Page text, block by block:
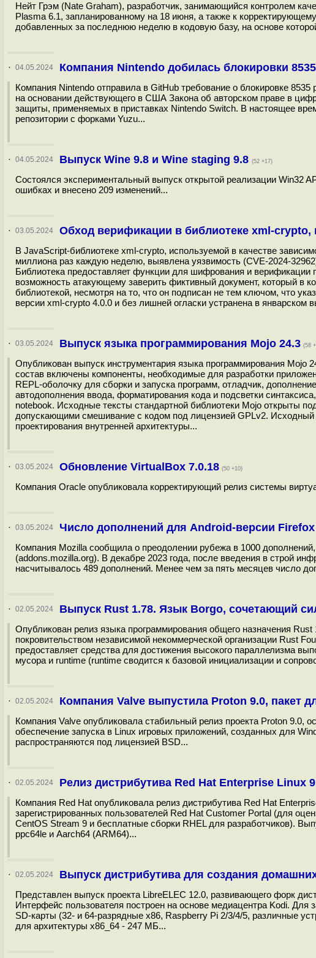
Нейт Грэм (Nate Graham), разработчик, занимающийся контролем
Plasma 6.1, запланированному на 18 июня, а также к
добавленных за последнюю неделю в кодовую базу, на основе
· 04.05.2024 Компания Nintendo добилась блокировки
Компания Nintendo отправила в GitHub требование о блокировке
на основании действующего в США Закона об авторском праве в
защиты, применяемых в приставках Nintendo Switch. В настоящее
репозитории с форками Yuzu...
· 04.05.2024 Выпуск Wine 9.8 и Wine staging 9.8 (52 +17)
Состоялся экспериментальный выпуск открытой реализации Win32
ошибках и внесено 209 изменений...
· 03.05.2024 Обход верификации в библиотеке xml-
В JavaScript-библиотеке xml-crypto, используемой в качестве
миллиона раз каждую неделю, выявлена уязвимость (CVE-2024-
Библиотека предоставляет функции для шифрования и
возможность атакующему заверить фиктивный документ, который в
библиотекой, несмотря на то, что он подписан не тем ключом, что
версии xml-crypto 4.0.0 и без лишней огласки устранена в январском
· 03.05.2024 Выпуск языка программирования Mojo 24.3 (58
Опубликован выпуск инструментария языка программирования Mojo
состав включены компоненты, необходимые для разработки
REPL-оболочку для сборки и запуска программ, отладчик,
автодополнения ввода, форматирования кода и подсветки
notebook. Исходные тексты стандартной библиотеки Mojo открыты
допускающими смешивание с кодом под лицензией GPLv2.
проектирования внутренней архитектуры...
· 03.05.2024 Обновление VirtualBox 7.0.18 (50 +10)
Компания Oracle опубликовала корректирующий релиз системы
· 03.05.2024 Число дополнений для Android-версии
Компания Mozilla сообщила о преодолении рубежа в 1000
(addons.mozilla.org). В декабре 2023 года, после введения в строй
насчитывалось 489 дополнений. Менее чем за пять месяцев число
· 02.05.2024 Выпуск Rust 1.78. Язык Borgo, сочетающий
Опубликован релиз языка программирования общего назначения
покровительством независимой некоммерческой организации Rust
предоставляет средства для достижения высокого параллелизма
мусора и runtime (runtime сводится к базовой инициализации и
· 02.05.2024 Компания Valve выпустила Proton 9.0, пакет
Компания Valve опубликовала стабильный релиз проекта Proton 9.0,
обеспечение запуска в Linux игровых приложений, созданных для
распространяются под лицензией BSD...
· 02.05.2024 Релиз дистрибутива Red Hat Enterprise Linux
Компания Red Hat опубликовала релиз дистрибутива Red Hat
зарегистрированных пользователей Red Hat Customer Portal (для
CentOS Stream 9 и бесплатные сборки RHEL для разработчиков).
ppc64le и Aarch64 (ARM64)...
· 02.05.2024 Выпуск дистрибутива для создания
Представлен выпуск проекта LibreELEC 12.0, развивающего форк
Интерфейс пользователя построен на основе медиацентра Kodi. Для
SD-карты (32- и 64-разрядные x86, Raspberry Pi 2/3/4/5, различные
для архитектуры x86_64 - 247 МБ...